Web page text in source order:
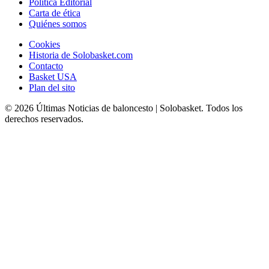
Carta de ética
Quiénes somos
Cookies
Historia de Solobasket.com
Contacto
Basket USA
Plan del sito
© 2026 Últimas Noticias de baloncesto | Solobasket. Todos los
derechos reservados.